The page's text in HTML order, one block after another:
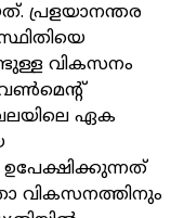
പ്രളയാനന്തര
വികസനം
ഏക
വികസനത്തിനും